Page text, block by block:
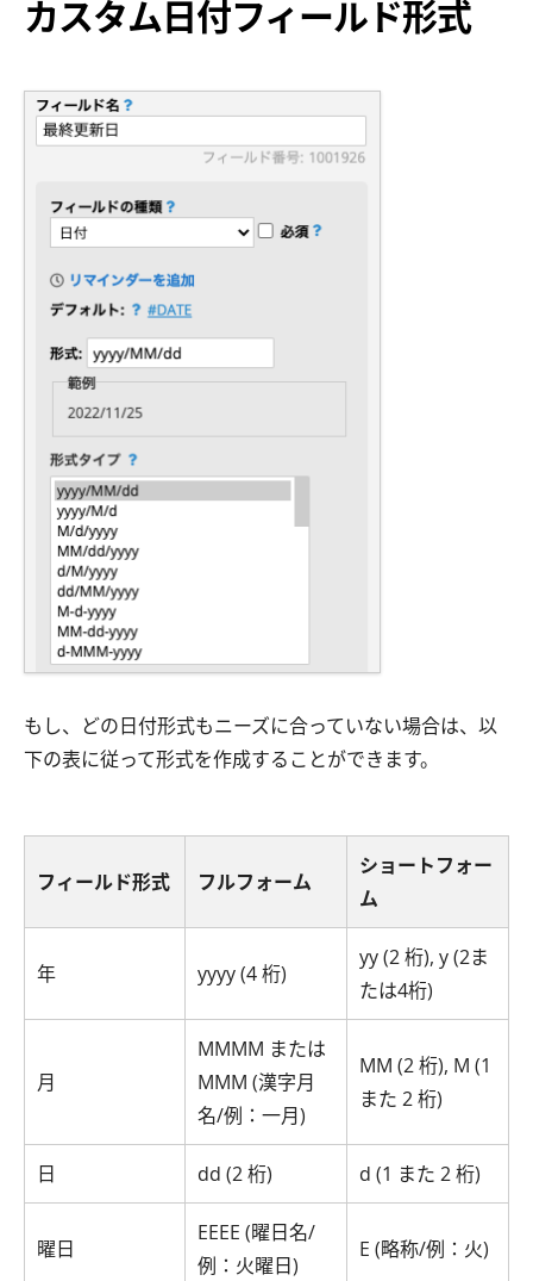
カスタム日付フィールド形式
もし、どの日付形式もニーズに合っていない場合は、以
下の表に従って形式を作成することができます。
フィールド形式 フルフォーム
ショートフォー
ム
年 yyyy (4 桁)
yy (2 桁), y (2ま
たは4桁)
月
MMMM または
MMM (漢字月
名/例：一月)
MM (2 桁), M (1
また 2 桁)
日 dd (2 桁) d (1 また 2 桁)
曜日
EEEE (曜日名/
例：火曜日)
E (略称/例：火)